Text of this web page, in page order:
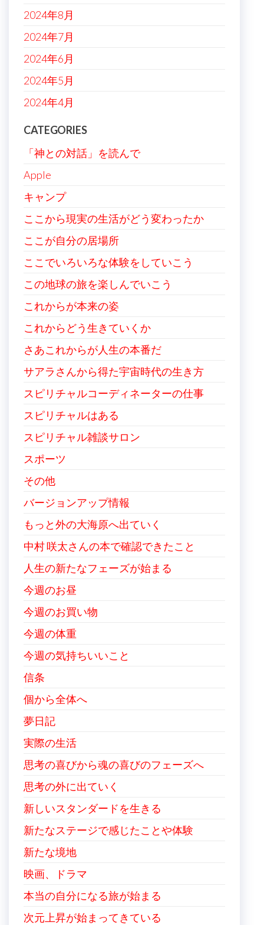
2024年8月
2024年7月
2024年6月
2024年5月
2024年4月
CATEGORIES
「神との対話」を読んで
Apple
キャンプ
ここから現実の生活がどう変わったか
ここが自分の居場所
ここでいろいろな体験をしていこう
この地球の旅を楽しんでいこう
これからが本来の姿
これからどう生きていくか
さあこれからが人生の本番だ
サアラさんから得た宇宙時代の生き方
スピリチャルコーディネーターの仕事
スピリチャルはある
スピリチャル雑談サロン
スポーツ
その他
バージョンアップ情報
もっと外の大海原へ出ていく
中村 咲太さんの本で確認できたこと
人生の新たなフェーズが始まる
今週のお昼
今週のお買い物
今週の体重
今週の気持ちいいこと
信条
個から全体へ
夢日記
実際の生活
思考の喜びから魂の喜びのフェーズへ
思考の外に出ていく
新しいスタンダードを生きる
新たなステージで感じたことや体験
新たな境地
映画、ドラマ
本当の自分になる旅が始まる
次元上昇が始まってきている